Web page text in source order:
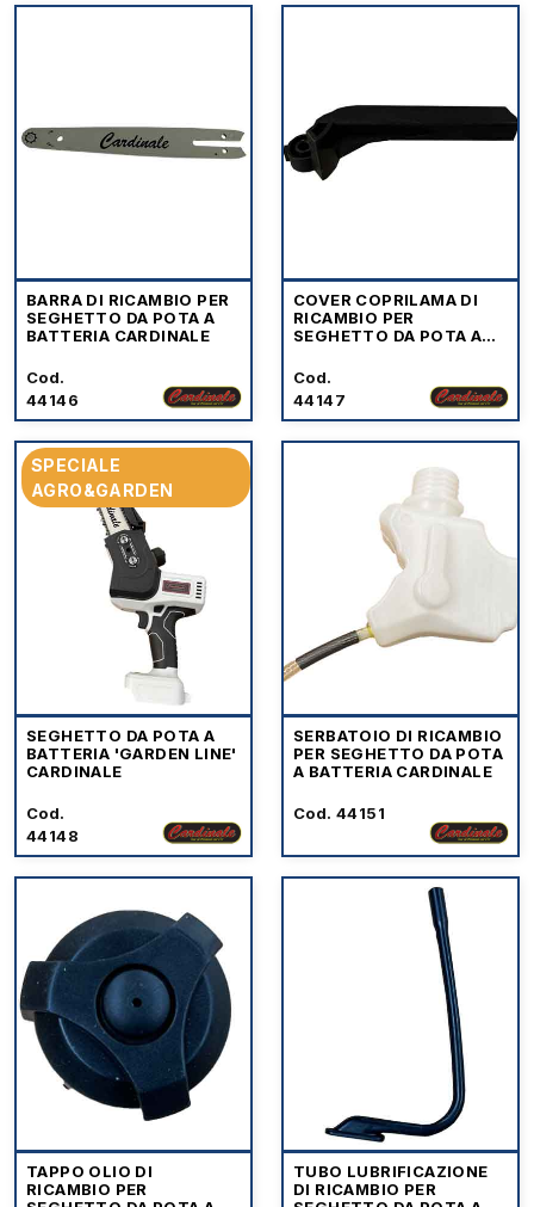
BARRA DI RICAMBIO PER
SEGHETTO DA POTA A
BATTERIA CARDINALE
Cod.
44146
COVER COPRILAMA DI
RICAMBIO PER
SEGHETTO DA POTA A
Cod.
44147
SPECIALE
AGRO&GARDEN
SEGHETTO DA POTA A
BATTERIA 'GARDEN LINE'
CARDINALE
Cod.
44148
SERBATOIO DI RICAMBIO
PER SEGHETTO DA POTA
A BATTERIA CARDINALE
Cod. 44151
TAPPO OLIO DI
RICAMBIO PER
TUBO LUBRIFICAZIONE
DI RICAMBIO PER